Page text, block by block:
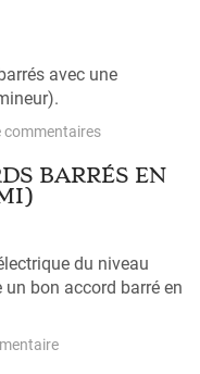
avec une
commentaires
BARRÉS EN
du niveau
bon accord barré en